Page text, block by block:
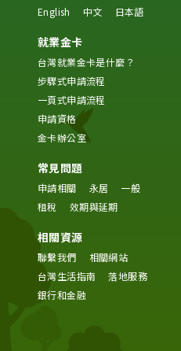
English 中文 日本語
就業金卡
台灣就業金卡是什麼？
步驟式申請流程
一頁式申請流程
申請資格
金卡辦公室
常見問題
申請相關 永居
一般
租稅
效期與延期
相關資源
聯繫我們
相關網站
台灣生活指南
落地服務
銀行和金融